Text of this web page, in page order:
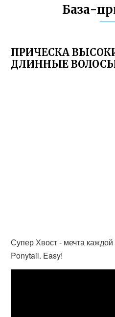
База-
ПРИЧЕСКА
ДЛИННЫЕ
Супер Хвост - мечта
Ponytail. Easy!